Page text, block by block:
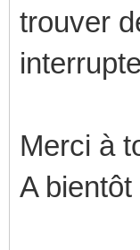
trouver
Merci à
A bientôt